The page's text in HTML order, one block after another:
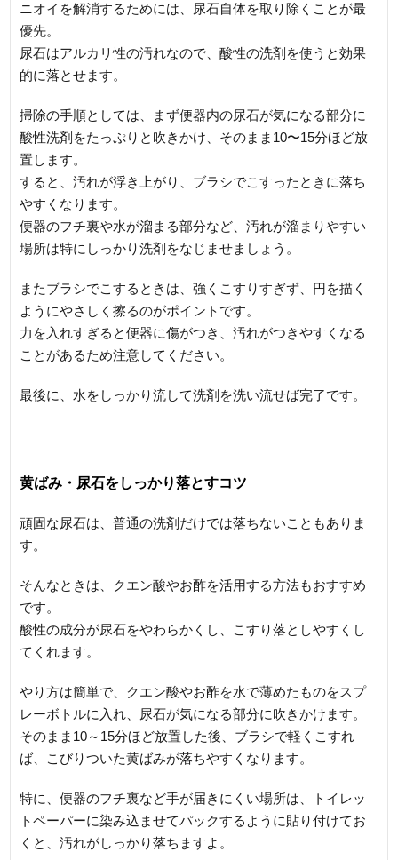
ニオイを解消するためには、尿石自体を取り除くことが最
優先。
尿石はアルカリ性の汚れなので、酸性の洗剤を使うと効果
的に落とせます。
掃除の手順としては、まず便器内の尿石が気になる部分に
酸性洗剤をたっぷりと吹きかけ、そのまま10〜15分ほど放
置します。
すると、汚れが浮き上がり、ブラシでこすったときに落ち
やすくなります。
便器のフチ裏や水が溜まる部分など、汚れが溜まりやすい
場所は特にしっかり洗剤をなじませましょう。
またブラシでこするときは、強くこすりすぎず、円を描く
ようにやさしく擦るのがポイントです。
力を入れすぎると便器に傷がつき、汚れがつきやすくなる
ことがあるため注意してください。
最後に、水をしっかり流して洗剤を洗い流せば完了です。
黄ばみ・尿石をしっかり落とすコツ
頑固な尿石は、普通の洗剤だけでは落ちないこともありま
す。
そんなときは、クエン酸やお酢を活用する方法もおすすめ
です。
酸性の成分が尿石をやわらかくし、こすり落としやすくし
てくれます。
やり方は簡単で、クエン酸やお酢を水で薄めたものをスプ
レーボトルに入れ、尿石が気になる部分に吹きかけます。
そのまま10～15分ほど放置した後、ブラシで軽くこすれ
ば、こびりついた黄ばみが落ちやすくなります。
特に、便器のフチ裏など手が届きにくい場所は、トイレッ
トペーパーに染み込ませてパックするように貼り付けてお
くと、汚れがしっかり落ちますよ。